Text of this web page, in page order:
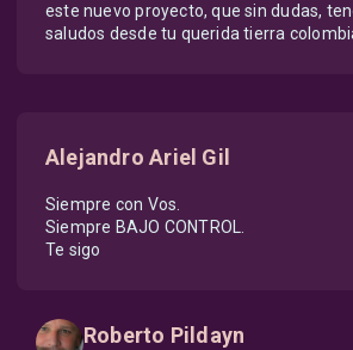
este nuevo proyecto, que sin dudas,
saludos desde tu querida tierra
Alejandro Ariel Gil
Siempre con Vos.
Siempre BAJO CONTROL.
Te sigo
Roberto Pildayn